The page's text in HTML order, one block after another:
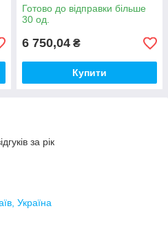
Готово до відправки більше
30 од.
6 750,04 ₴
Купити
за рік
Україна